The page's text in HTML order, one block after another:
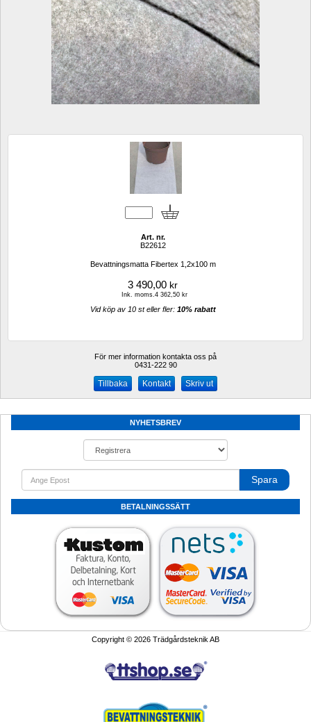
Art. nr.
B22612
Bevattningsmatta Fibertex 1,2x100 m
3 490,00 kr
Ink. moms.4 362,50 kr
Vid köp av 10 st eller fler: 10% rabatt
För mer information kontakta oss på
0431-222 90
Kontakt Skriv ut
NYHETSBREV
Spara
BETALNINGSSÄTT
Copyright © 2026 Trädgårdsteknik AB